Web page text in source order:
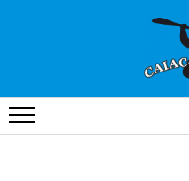
Caiace
Caiace tandem